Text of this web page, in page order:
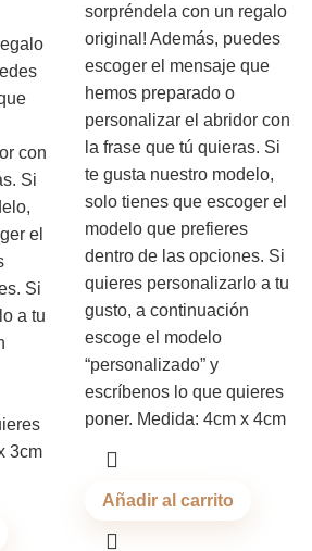
con
Si
el
Si
a tu
3cm
sorpréndela con un regalo
original! Además, puedes
escoger el mensaje que
hemos preparado o
personalizar el abridor con
la frase que tú quieras. Si
te gusta nuestro modelo,
solo tienes que escoger el
modelo que prefieres
dentro de las opciones. Si
quieres personalizarlo a tu
gusto, a continuación
escoge el modelo
“personalizado” y
escríbenos lo que quieres
poner. Medida: 4cm x 4cm
Añadir al carrito